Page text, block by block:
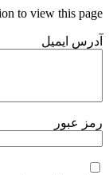
پرش
محتوا
to view this page.
آدرس ایمیل
رمز عبور